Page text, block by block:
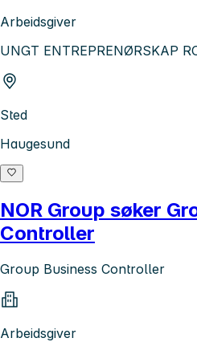
Arbeidsgiver
UNGT ENTREPRENØRSKAP
Sted
Haugesund
NOR Group søker
Controller
Group Business Controller
Arbeidsgiver